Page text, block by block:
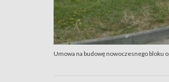
Umowa na budowę nowoczesnego bloku